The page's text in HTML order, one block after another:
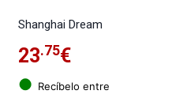
Shanghai Dream
23.75€
● Recíbelo entre